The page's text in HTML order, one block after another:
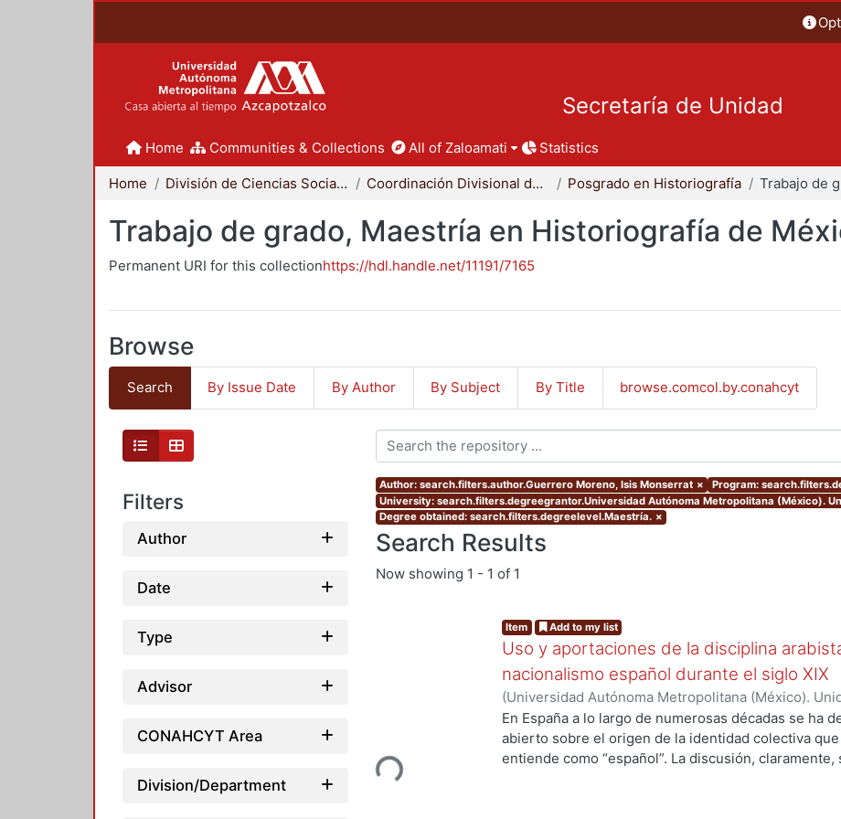
Secretaría de Unidad
Home Communities & Collections All of Zaloamati Statistics
Home División de Ciencias Sociales y Humanidades Coordinación Divisional de Posgrado Posgrado en Historiografía
Trabajo de grado, Maestría en Historiografía de
Permanent URI for this collectionhttps://hdl.handle.net/11191/7165
Browse
Search By Issue Date By Author By Subject By Title browse.comcol.by.conahcyt
Filters
Author
Date
Type
Advisor
CONAHCYT Area
Division/Department
Author: search.filters.author.Guerrero Moreno, Isis Monserrat × Program:
University: search.filters.degreegrantor.Universidad Autónoma Metropolitana (México).
Degree obtained: search.filters.degreelevel.Maestría. ×
Search Results
Now showing 1 - 1 of 1
Loading...
Item Add to my list
Uso y aportaciones de la disciplina
nacionalismo español durante el siglo XIX
(Universidad Autónoma Metropolitana (México).
de Servicios de Información.,2015-09)Guerrero
En España a lo largo de numerosas décadas se ha
abierto sobre el origen de la identidad colectiva
entiende como “español”. La discusión,